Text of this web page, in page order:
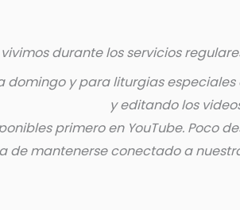
durante los servicios
domingo y para liturgias especiales
y editando los
primero en YouTube. Poco
de mantenerse conectado a